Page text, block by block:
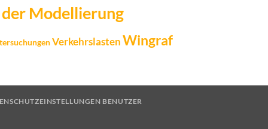
Modellierung
VerkehrslastenWingraf
BENUTZER